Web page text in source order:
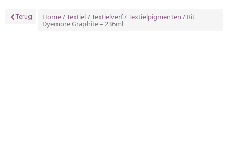
Terug Home/Textiel/Textielverf/Textielpigmenten / Rit
Dyemore Graphite – 236ml